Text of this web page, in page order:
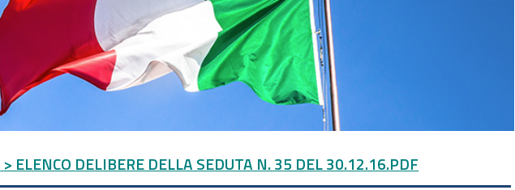
> ELENCO DELIBERE DELLA SEDUTA N. 35 DEL 30.12.16.PDF